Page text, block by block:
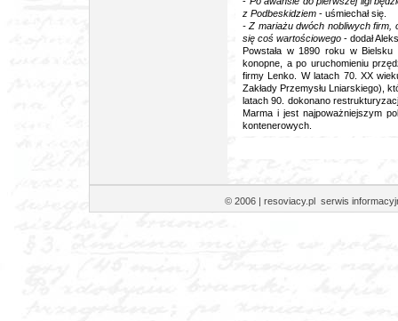
z Podbeskidziem - uśmiechał się.
- Z mariażu dwóch nobliwych firm,
się coś wartościowego - dodał
Powstała w 1890 roku w Bielsku
konopne, a po uruchomieniu
firmy Lenko. W latach 70. XX
Zakłady Przemysłu Lniarskiego),
latach 90. dokonano
Marma i jest najpoważniejszym
kontenerowych.
© 2006 | resoviacy.pl serwis